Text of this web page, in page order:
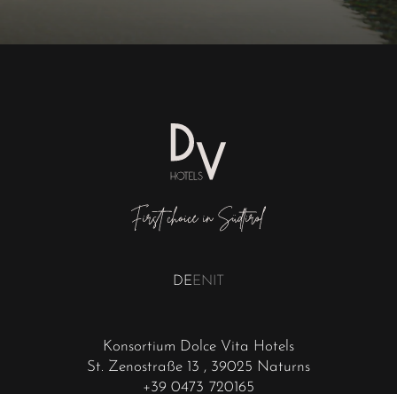
Konsortium Dolce Vita Hotels
St. Zenostraße 13 , 39025 Naturns
+39 0473 720165
DEEN